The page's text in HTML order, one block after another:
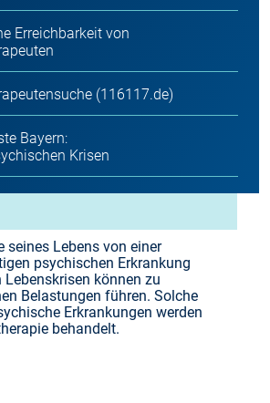
Erreichbarkeit von
(116117.de)
Bayern:
Krisen
seines Lebens von einer
psychischen Erkrankung
können zu
Belastungen führen. Solche
Erkrankungen werden
behandelt.